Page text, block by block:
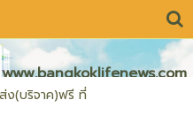
ส่ง(บริจาค)ฟรี ที่